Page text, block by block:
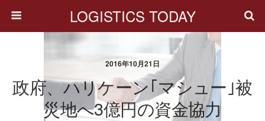
LOGISTICS TODAY
2016年10月21日
政府、ハリケーン｢マシュー｣被
災地へ3億円の資金協力